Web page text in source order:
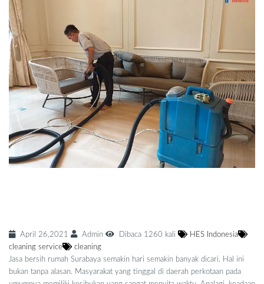
April 26,2021 Admin Dibaca 1260 kali
HES Indonesia
cleaning service
cleaning
Jasa bersih rumah Surabaya semakin hari semakin banyak dicari. Hal ini
bukan tanpa alasan. Masyarakat yang tinggal di daerah perkotaan pada